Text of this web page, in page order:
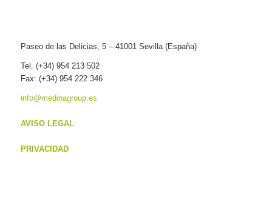
Paseo de las Delicias, 5 – 41001 Sevilla (España)
Tel. (+34) 954 213 502
Fax: (+34) 954 222 346
info@medinagroup.es
AVISO LEGAL
PRIVACIDAD